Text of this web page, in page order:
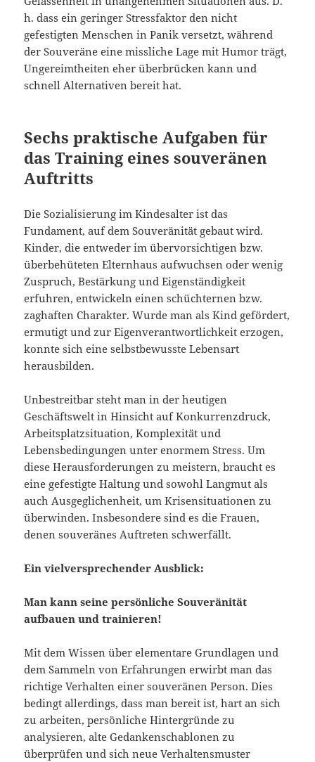
h. dass ein geringer Stressfaktor den nicht
gefestigten Menschen in Panik versetzt, während
der Souveräne eine missliche Lage mit Humor trägt,
Ungereimtheiten eher überbrücken kann und
schnell Alternativen bereit hat.
Sechs praktische Aufgaben für
das Training eines souveränen
Auftritts
Die Sozialisierung im Kindesalter ist das
Fundament, auf dem Souveränität gebaut wird.
Kinder, die entweder im übervorsichtigen bzw.
überbehüteten Elternhaus aufwuchsen oder wenig
Zuspruch, Bestärkung und Eigenständigkeit
erfuhren, entwickeln einen schüchternen bzw.
zaghaften Charakter. Wurde man als Kind gefördert,
ermutigt und zur Eigenverantwortlichkeit erzogen,
konnte sich eine selbstbewusste Lebensart
herausbilden.
Unbestreitbar steht man in der heutigen
Geschäftswelt in Hinsicht auf Konkurrenzdruck,
Arbeitsplatzsituation, Komplexität und
Lebensbedingungen unter enormem Stress. Um
diese Herausforderungen zu meistern, braucht es
eine gefestigte Haltung und sowohl Langmut als
auch Ausgeglichenheit, um Krisensituationen zu
überwinden. Insbesondere sind es die Frauen,
denen souveränes Auftreten schwerfällt.
Ein vielversprechender Ausblick:
Man kann seine persönliche Souveränität
aufbauen und trainieren!
Mit dem Wissen über elementare Grundlagen und
dem Sammeln von Erfahrungen erwirbt man das
richtige Verhalten einer souveränen Person. Dies
bedingt allerdings, dass man bereit ist, hart an sich
zu arbeiten, persönliche Hintergründe zu
analysieren, alte Gedankenschablonen zu
überprüfen und sich neue Verhaltensmuster